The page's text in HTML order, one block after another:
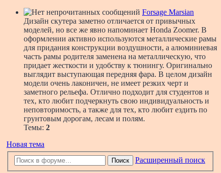
Forsage Marsian
Дизайн скутера заметно отличается от привычных
моделей, но все же явно напоминает Honda Zoomer. В
оформлении активно используются металлические рамы
для придания конструкции воздушности, а алюминиевая
часть рамы родителя заменена на металлическую, что
придает жесткости и удобству к тюнингу. Оригинально
выглядит выступающая передняя фара. В целом дизайн
модели очень лаконичен, не имеет резких черт и
заметного рельефа. Отлично подходит для студентов и
тех, кто любит подчеркнуть свою индивидуальность и
неповторимость, а также для тех, кто любит ездить по
грунтовым дорогам, лесам и полям.
Темы: 2
Новая тема
Поиск Расширенный поиск